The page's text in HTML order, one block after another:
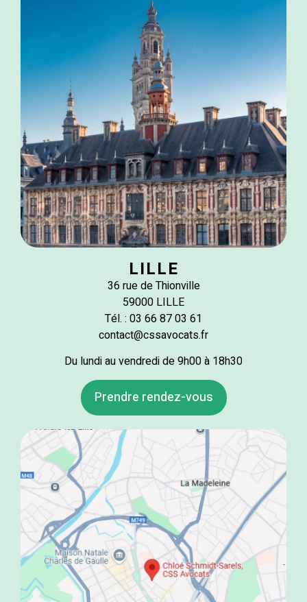
LILLE
36 rue de Thionville
59000 LILLE
Tél. : 03 66 87 03 61
contact@cssavocats.fr
Du lundi au vendredi de 9h00 à 18h30
Prendre rendez-vous